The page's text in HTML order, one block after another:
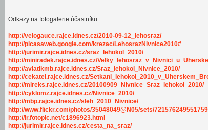
Odkazy na fotogalerie účastníků.
http://velogauce.rajce.idnes.cz/2010-09-12_lehosraz/
http://picasaweb.google.com/krezac/LehosrazNivnice2010#
http://jurimir.rajce.idnes.cz/sraz_lehokol_2010/
http://miniradek.rajce.idnes.cz/
http://aviatikmb.rajce.idnes.cz/Sraz_lehokol_Nivnice_2010/
http://cekatel.rajce.idnes.cz/
http://mireks.rajce.idnes.cz/20100909_Nivnice_Sraz_lehokol_2010/
http://cyklomz.rajce.idnes.cz/Nivnice_2010/
http://mbp.rajce.idnes.cz/sleh_2010_Nivnice/
http://www.flickr.com/photos/35048049@N05/sets/
http://ir.fotopic.net/c1896923.html
http://jurimir.rajce.idnes.cz/cesta_na_sraz/